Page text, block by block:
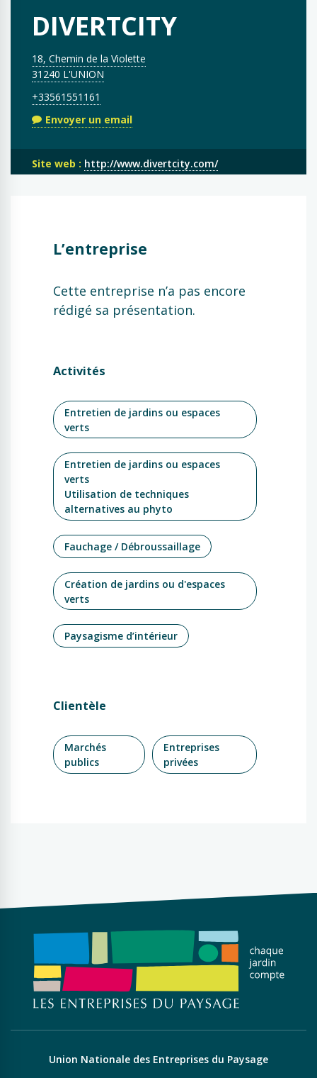
DIVERTCITY
18, Chemin de la Violette
31240 L'UNION
+33561551161
Envoyer un email
Site web : http://www.divertcity.com/
L’entreprise
Cette entreprise n’a pas encore
rédigé sa présentation.
Activités
Entretien de jardins ou espaces
verts
Entretien de jardins ou espaces
verts
Utilisation de techniques
alternatives au phyto
Fauchage / Débroussaillage
Création de jardins ou d'espaces
verts
Paysagisme d’intérieur
Clientèle
Marchés
publics
Entreprises
privées
Union Nationale des Entreprises du Paysage